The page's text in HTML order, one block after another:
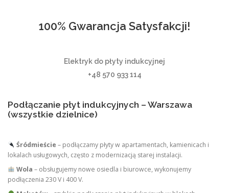
100% Gwarancja Satysfakcji!
Elektryk do płyty indukcyjnej
+48 570 933 114
Podłączanie płyt indukcyjnych – Warszawa
(wszystkie dzielnice)
Śródmieście – podłączamy płyty w apartamentach, kamienicach i
lokalach usługowych, często z modernizacją starej instalacji.
Wola – obsługujemy nowe osiedla i biurowce, wykonujemy
podłączenia 230 V i 400 V.